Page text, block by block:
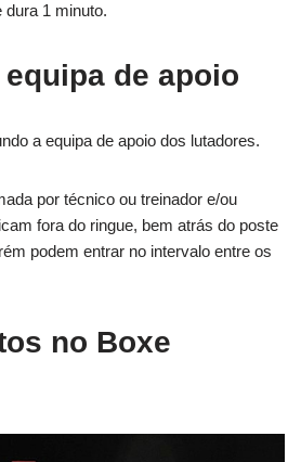
dura 1 minuto.
de apoio
a equipa de apoio dos lutadores.
por técnico ou treinador e/ou
fora do ringue, bem atrás do poste
podem entrar no intervalo entre os
no Boxe